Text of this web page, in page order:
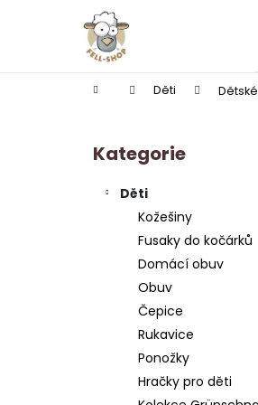
Domů Děti
Přeskočit
kategorie
Kategorie
Děti
Kožešiny
Fusaky do kočárků
Domácí obuv
Obuv
Čepice
Rukavice
Ponožky
Hračky pro děti
í
Zpět
do
Zpět
do
ALPAKA PONOŽKY